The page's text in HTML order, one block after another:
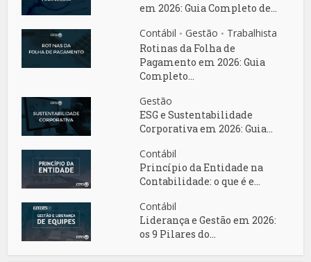
em 2026: Guia Completo de...
Contábil • Gestão • Trabalhista
Rotinas da Folha de
Pagamento em 2026: Guia
Completo...
Gestão
ESG e Sustentabilidade
Corporativa em 2026: Guia...
Contábil
Princípio da Entidade na
Contabilidade: o que é e...
Contábil
Liderança e Gestão em 2026:
os 9 Pilares do...